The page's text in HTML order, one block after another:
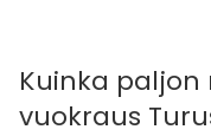
Kuinka
vuokraus